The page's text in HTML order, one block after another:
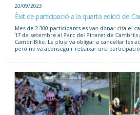
20/09/2023
Èxit de participació a la quarta edició de
Mes de 2.300 participants es van donar cita el
17 de setembre al Parc del Pinaret de
CambriBike. La pluja va obligar a cancel·lar les
però no va aconseguir rebaixar una